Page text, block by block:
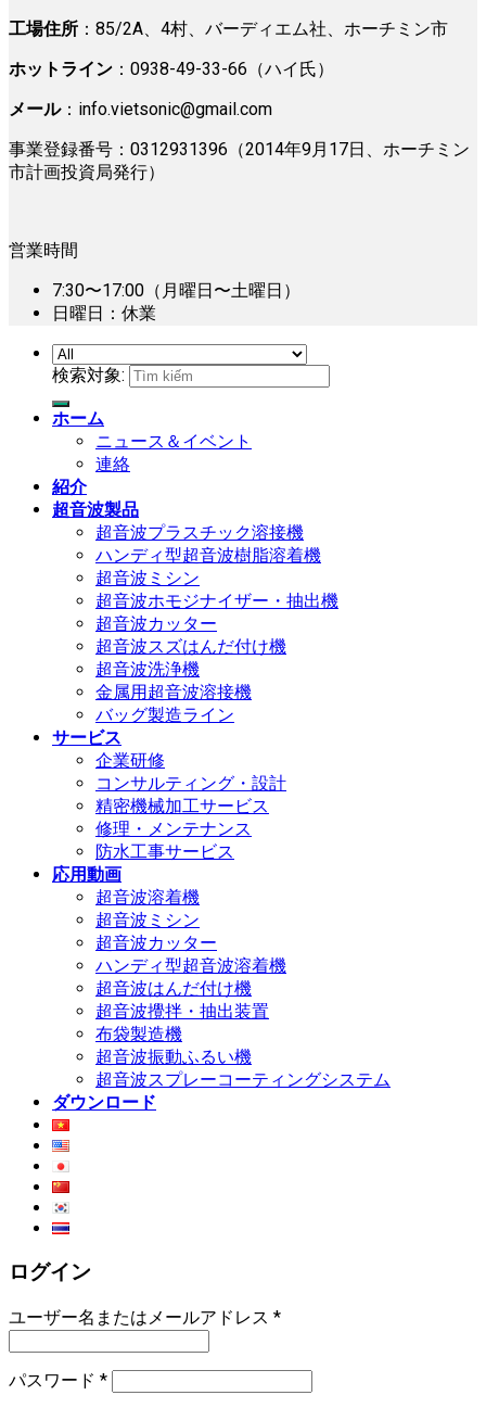
工場住所 ：85/2A、4村、バーディエム社、ホーチミン市
ホットライン ：0938-49-33-66（ハイ氏）
メール： info.vietsonic@gmail.com
事業登録番号：0312931396（2014年9月17日、ホーチミン
市計画投資局発行）
営業時間
7:30〜17:00（月曜日〜土曜日）
日曜日：休業
検索対象:
ホーム
ニュース＆イベント
連絡
紹介
超音波製品
超音波プラスチック溶接機
ハンディ型超音波樹脂溶着機
超音波ミシン
超音波ホモジナイザー・抽出機
超音波カッター
超音波スズはんだ付け機
超音波洗浄機
金属用超音波溶接機
バッグ製造ライン
サービス
企業研修
コンサルティング・設計
精密機械加工サービス
修理・メンテナンス
防水工事サービス
応用動画
超音波溶着機
超音波ミシン
超音波カッター
ハンディ型超音波溶着機
超音波はんだ付け機
超音波攪拌・抽出装置
布袋製造機
超音波振動ふるい機
超音波スプレーコーティングシステム
ダウンロード
ログイン
ユーザー名またはメールアドレス *
パスワード *